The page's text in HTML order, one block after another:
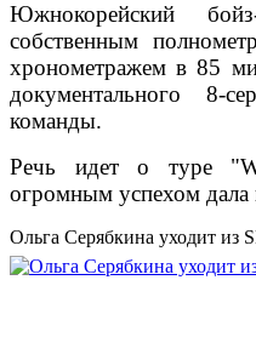
Южнокорейский
собственным
хронометражем в 85
документального 8-
команды.
Речь идет о туре
огромным успехом дала
Ольга Серябкина уходит из